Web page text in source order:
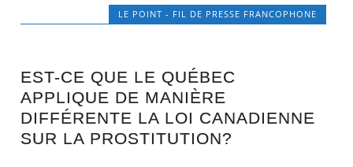
LE POINT - FIL DE PRESSE FRANCOPHONE
EST-CE QUE LE QUÉBEC
APPLIQUE DE MANIÈRE
DIFFÉRENTE LA LOI CANADIENNE
SUR LA PROSTITUTION?